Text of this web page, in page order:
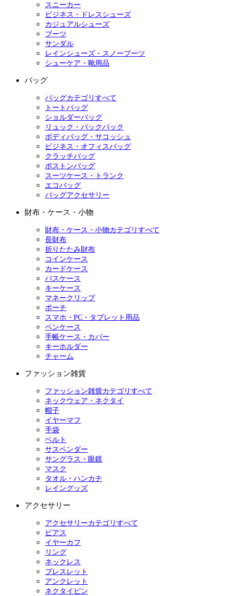
スニーカー
ビジネス・ドレスシューズ
カジュアルシューズ
ブーツ
サンダル
レインシューズ・スノーブーツ
シューケア・靴用品
バッグ
バッグカテゴリすべて
トートバッグ
ショルダーバッグ
リュック・バックパック
ボディバッグ・サコッシュ
ビジネス・オフィスバッグ
クラッチバッグ
ボストンバッグ
スーツケース・トランク
エコバッグ
バッグアクセサリー
財布・ケース・小物
財布・ケース・小物カテゴリすべて
長財布
折りたたみ財布
コインケース
カードケース
パスケース
キーケース
マネークリップ
ポーチ
スマホ・PC・タブレット用品
ペンケース
手帳ケース・カバー
キーホルダー
チャーム
ファッション雑貨
ファッション雑貨カテゴリすべて
ネックウェア・ネクタイ
帽子
イヤーマフ
手袋
ベルト
サスペンダー
サングラス・眼鏡
マスク
タオル・ハンカチ
レイングッズ
アクセサリー
アクセサリーカテゴリすべて
ピアス
イヤーカフ
リング
ネックレス
ブレスレット
アンクレット
ネクタイピン